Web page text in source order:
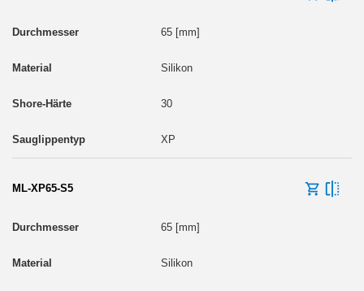
65 [mm]
Silikon
30
XP
ML-XP65-S5
65 [mm]
Silikon